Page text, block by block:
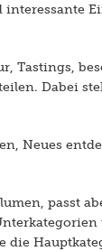
Tastings,
Dabei
Neues
passt
die